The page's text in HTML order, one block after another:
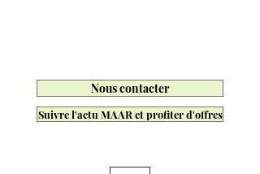
Suivre l'actu MAAR et profiter d'offres
Nous contacter